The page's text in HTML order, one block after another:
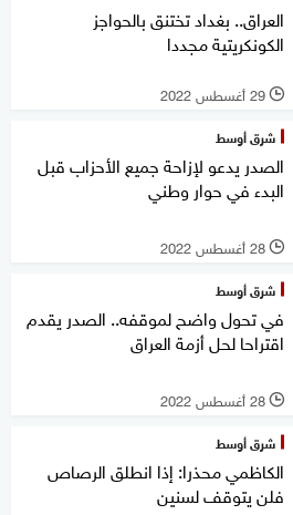
العراق.. بغداد تختنق بالحواجز
الكونكريتية مجددا
l 29 أغسطس 2022
شرق أوسط
الصدر يدعو لإزاحة جميع الأحزاب قبل
البدء في حوار وطني
l 28 أغسطس 2022
شرق أوسط
في تحول واضح لموقفه.. الصدر يقدم
اقتراحا لحل أزمة العراق
l 28 أغسطس 2022
شرق أوسط
الكاظمي محذرا: إذا انطلق الرصاص
فلن يتوقف لسنين